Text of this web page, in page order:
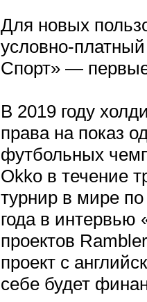
Для новых
условно-
Спорт» —
В 2019 году
права на показ
футбольных
Okko в течение
турнир в мире
года в интервью
проектов
проект с
себе будет